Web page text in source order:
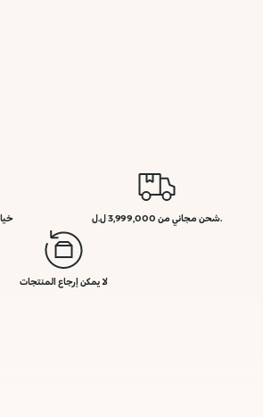
.شحن مجاني من 3,999,000 ل.ل
لا يمكن إرجاع المنتجات